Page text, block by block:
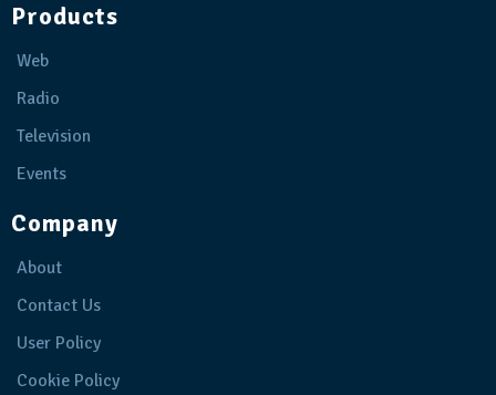
Products
Web
Radio
Television
Events
Company
About
Contact Us
User Policy
Cookie Policy